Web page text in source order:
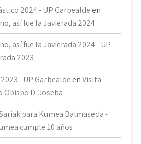
2024 - UP Garbealdeen
así fue la Javierada 2024
así fue la Javierada 2024 - UP
2023
- UP GarbealdeenVisita
D. Joseba
para Kumea Balmaseda -
cumple 10 años